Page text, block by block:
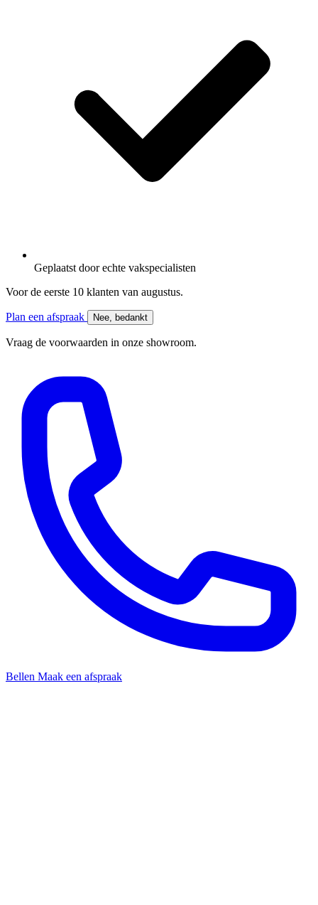
Geplaatst doorechte vakspecialisten
Voor de eerste 10 klanten van augustus.
Plan een afspraak Nee, bedankt
Vraag de voorwaarden in onze showroom.
Bellen Maak een afspraak